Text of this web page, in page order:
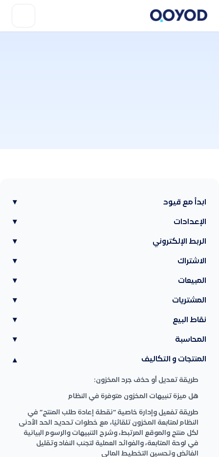
ابدأ مع قيود ▾
الإعدادات ▾
الربط الإلكتروني ▾
الاشتراك ▾
المبيعات ▾
المشتريات ▾
نقاط البيع ▾
المحاسبة ▾
المنتجات و التكاليف ▾
طريقة تعديل أو حذف جرد المخزون:
هل ميزة تنبيهات المخزون متوفرة في النظام
طريقة تفعيل وإدارة خاصية “نقطة إعادة طلب المنتج” في
النظام لمتابعة المخزون تلقائيًا، مع خطوات تحديد الحد الأدنى
لكل منتج والموقع المرتبط، وشرح التنبيهات والرسوم البيانية
في لوحة المتابعة، والفوائد العملية لتجنب النفاد وتقليل
الفائض وتحسين التخطيط المالي